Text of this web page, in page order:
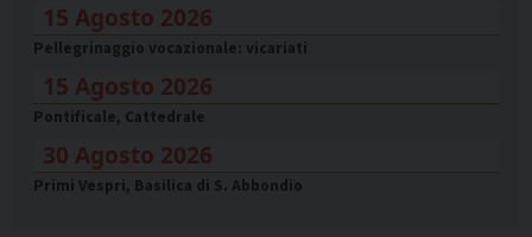
15 Agosto 2026
Pellegrinaggio vocazionale: vicariati
15 Agosto 2026
Pontificale, Cattedrale
30 Agosto 2026
Primi Vespri, Basilica di S. Abbondio